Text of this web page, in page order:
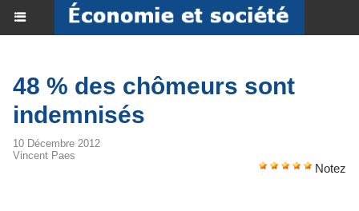
48 % des chômeurs sont
indemnisés
10 Décembre 2012
Vincent Paes
Notez